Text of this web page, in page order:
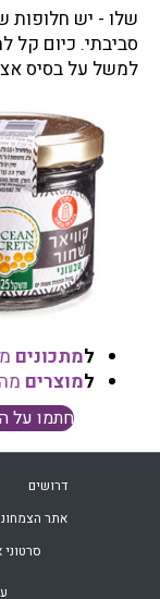
שלו - יש חלופות
סביבתי. כיום קל
למשל על בסיס
למתכונים
למוצרים
חתמו על
דרושים
אתר